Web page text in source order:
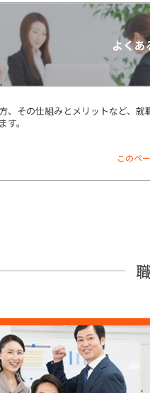
よくあ
、その仕組みとメリットなど、就
。
このペ